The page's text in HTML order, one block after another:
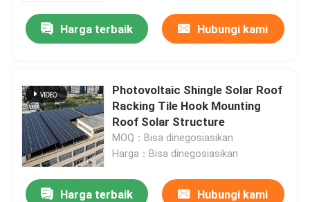
Produk
Video
Tentang kami
Harga terbaik Hubungi kami
Photovoltaic Shingle Solar Roof
Racking Tile Hook Mounting
Roof Solar Structure
MOQ：Bisa dinegosiasikan
Harga：Bisa dinegosiasikan
Harga terbaik Hubungi kami